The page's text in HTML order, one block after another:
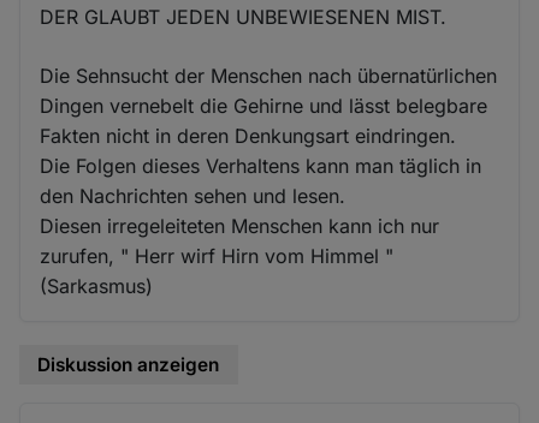
DER GLAUBT JEDEN UNBEWIESENEN MIST.
Die Sehnsucht der Menschen nach übernatürlichen
Dingen vernebelt die Gehirne und lässt belegbare
Fakten nicht in deren Denkungsart eindringen.
Die Folgen dieses Verhaltens kann man täglich in
den Nachrichten sehen und lesen.
Diesen irregeleiteten Menschen kann ich nur
zurufen, " Herr wirf Hirn vom Himmel "
(Sarkasmus)
Diskussion anzeigen